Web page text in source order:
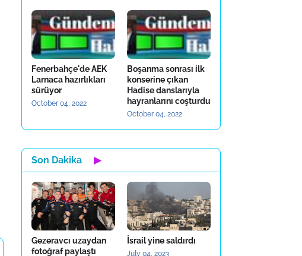
Fenerbahçe'de AEK
Larnaca hazırlıkları
sürüyor
October 04, 2022
Boşanma sonrası ilk
konserine çıkan
Hadise danslarıyla
hayranlarını coşturdu
October 04, 2022
Son Dakika ▶
Gezeravcı uzaydan
fotoğraf paylaştı
İsrail yine saldırdı
July 04, 2023